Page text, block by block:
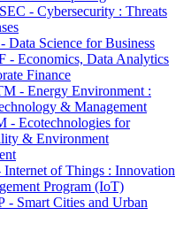
- Cybersecurity : Threats
Data Science for Business
- Economics, Data Analytics
Finance
- Energy Environment :
& Management
- Ecotechnologies for
& Environment
of Things : Innovation
Program (IoT)
- Smart Cities and Urban